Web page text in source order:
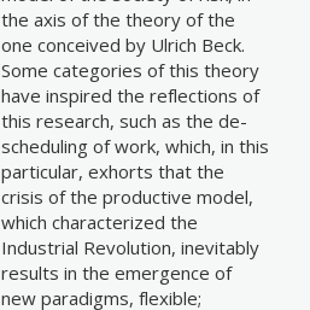
the axis of the theory of the
one conceived by Ulrich Beck.
Some categories of this theory
have inspired the reflections of
this research, such as the de-
scheduling of work, which, in this
particular, exhorts that the
crisis of the productive model,
which characterized the
Industrial Revolution, inevitably
results in the emergence of
new paradigms, flexible;